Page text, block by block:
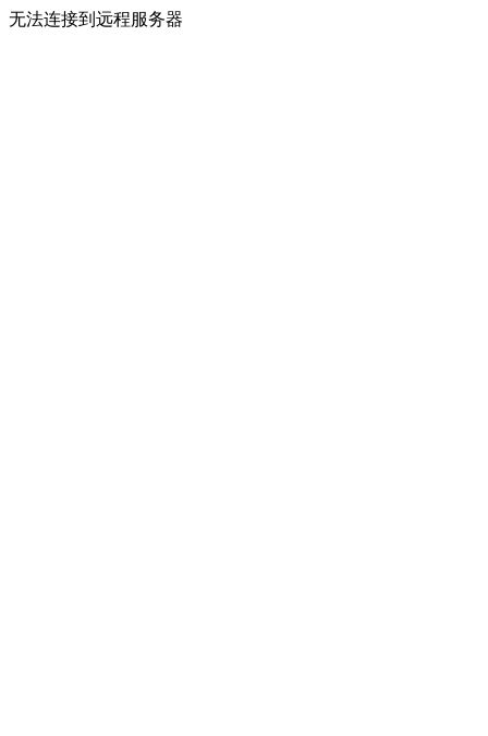
无法连接到远程服务器